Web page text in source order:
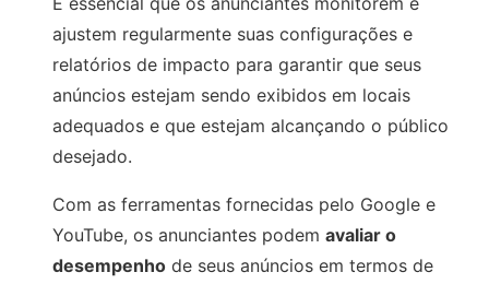
ajustem regularmente suas configurações e
relatórios de impacto para garantir que seus
anúncios estejam sendo exibidos em locais
adequados e que estejam alcançando o público
desejado.
Com as ferramentas fornecidas pelo Google e
YouTube, os anunciantes podem avaliar o
desempenho de seus anúncios em termos de